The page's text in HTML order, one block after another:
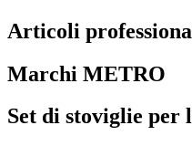
Articoli
Marchi METRO
Set di stoviglie per